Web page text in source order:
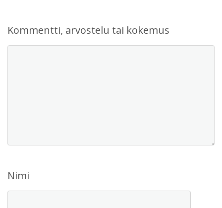
Kommentti, arvostelu tai kokemus
Nimi